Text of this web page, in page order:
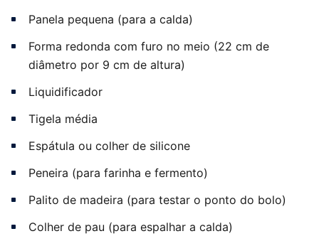
Panela pequena (para a calda)
Forma redonda com furo no meio (22 cm de
diâmetro por 9 cm de altura)
Liquidificador
Tigela média
Espátula ou colher de silicone
Peneira (para farinha e fermento)
Palito de madeira (para testar o ponto do bolo)
Colher de pau (para espalhar a calda)